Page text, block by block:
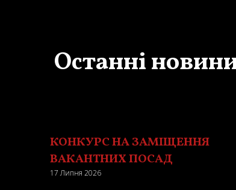
Останні
КОНКУРС НА ЗАМІЩЕННЯ
ВАКАНТНИХ ПОСАД
17 Липня 2026